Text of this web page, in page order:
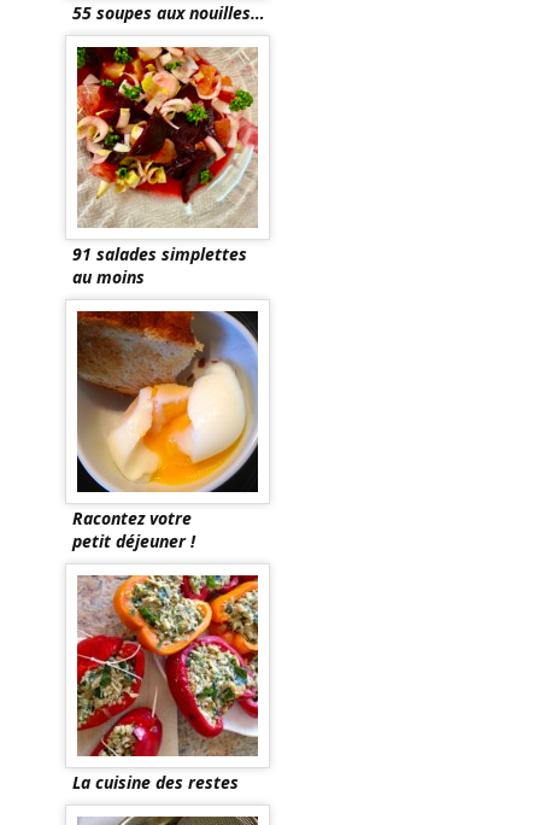
55 soupes aux nouilles…
91 salades simplettes
au moins
Racontez votre
petit déjeuner !
La cuisine des restes